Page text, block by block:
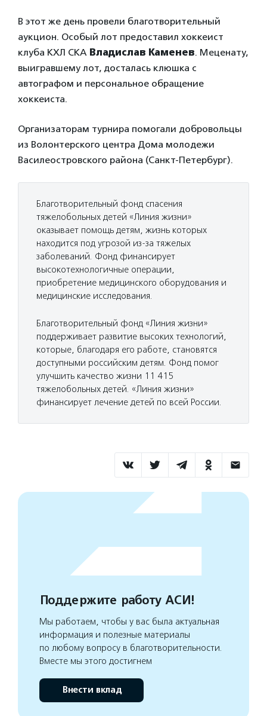
В этот же день провели благотворительный
аукцион. Особый лот предоставил хоккеист
клуба КХЛ СКА Владислав Каменев. Меценату,
выигравшему лот, досталась клюшка с
автографом и персональное обращение
хоккеиста.
Организаторам турнира помогали добровольцы
из Волонтерского центра Дома молодежи
Василеостровского района (Санкт-Петербург).
Благотворительный фонд спасения
тяжелобольных детей «Линия жизни»
оказывает помощь детям, жизнь которых
находится под угрозой из-за тяжелых
заболеваний. Фонд финансирует
высокотехнологичные операции,
приобретение медицинского оборудования и
медицинские исследования.
Благотворительный фонд «Линия жизни»
поддерживает развитие высоких технологий,
которые, благодаря его работе, становятся
доступными российским детям. Фонд помог
улучшить качество жизни 11 415
тяжелобольных детей. «Линия жизни»
финансирует лечение детей по всей России.
Поддержите работу АСИ!
Мы работаем, чтобы у вас была актуальная
информация и полезные материалы
по любому вопросу в благотворительности.
Вместе мы этого достигнем
Внести вклад